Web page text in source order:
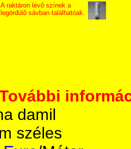
A raktáron lévő színek a
legördülő sávban találhatóak.
damil
széles